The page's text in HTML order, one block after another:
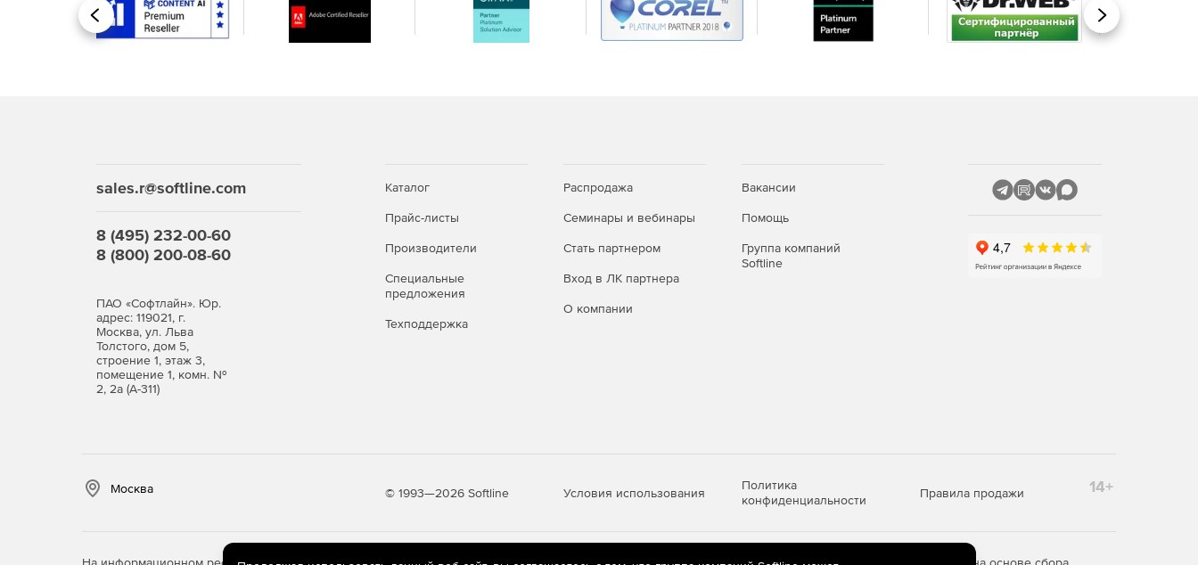
Назад Вперед
sales.r@softline.com
8 (495) 232-00-60
8 (800) 200-08-60
ПАО «Софтлайн». Юр.
адрес: 119021, г.
Москва, ул. Льва
Толстого, дом 5,
строение 1, этаж 3,
помещение 1, комн. №
2, 2а (А-311)
Каталог
Прайс-листы
Производители
Специальные
предложения
Техподдержка
Распродажа
Семинары и вебинары
Стать партнером
Вход в ЛК партнера
О компании
Вакансии
Помощь
Группа компаний
Softline
Москва © 1993—2026 Softline Условия использования
Политика
конфиденциальности
Правила продажи 14+